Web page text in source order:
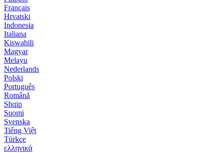
Français
Hrvatski
Indonesia
Italiana
Kiswahili
Magyar
Melayu
Nederlands
Polski
Português
Română
Shqip
Suomi
Svenska
Tiếng Việt
Türkçe
ελληνικά